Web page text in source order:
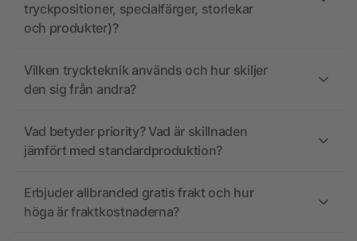
tryckpositioner, specialfärger, storlekar
och produkter)?
Vilken tryckteknik används och hur skiljer
den sig från andra?
Vad betyder priority? Vad är skillnaden
jämfört med standardproduktion?
Erbjuder allbranded gratis frakt och hur
höga är fraktkostnaderna?